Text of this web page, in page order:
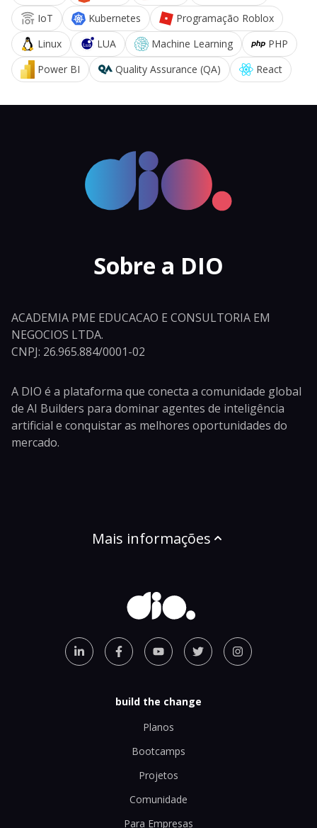
IoT
Kubernetes
Programação Roblox
Linux
LUA Machine Learning
PHP
Power BI
Quality Assurance (QA) React
Sobre a DIO
ACADEMIA PME EDUCACAO E CONSULTORIA EM
NEGOCIOS LTDA.
CNPJ: 26.965.884/0001-02
A DIO é a plataforma que conecta a comunidade global
de AI Builders para dominar agentes de inteligência
artificial e conquistar as melhores oportunidades do
mercado.
Mais informações
build the change
Planos
Bootcamps
Projetos
Comunidade
Para Empresas